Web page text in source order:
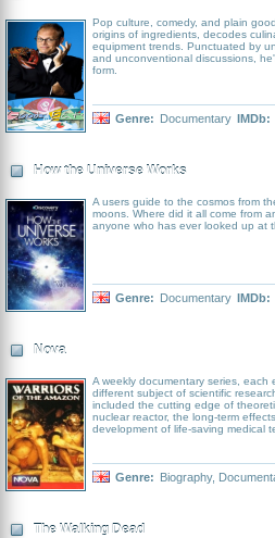
Pop culture, comedy, and plain
origins of ingredients, decodes
equipment trends. Punctuated by
and unconventional discussions,
form.
Genre: Documentary IMDb:
How the Universe Works
A users guide to the cosmos from
moons. Where did it all come from
anyone who has ever looked up at
Genre: Documentary IMDb:
Nova
A weekly documentary series,
different subject of scientific
included the cutting edge of
nuclear reactor, the long-term
development of life-saving medical
Genre: Biography,
The Walking Dead